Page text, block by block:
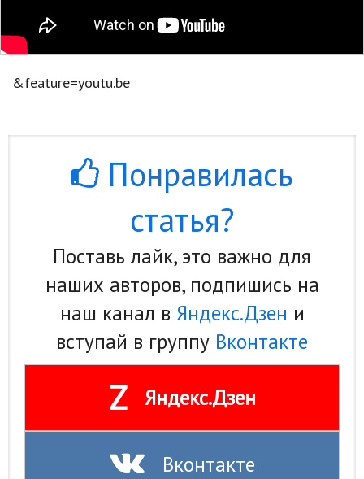
Юриспруденция
Природа
Образование
&feature=youtu.be
Понравилась
статья?
Поставь лайк, это важно для
наших авторов, подпишись на
наш канал в Яндекс.Дзен и
вступай в группу Вконтакте
Z Яндекс.Дзен
Вконтакте